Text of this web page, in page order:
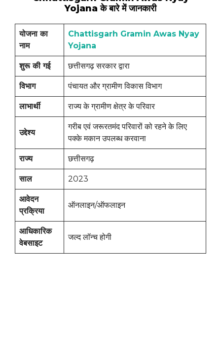
Yojana के बारे में जानकारी
योजना का
नाम
Chattisgarh Gramin Awas Nyay
Yojana
शुरू की गई छत्तीसगढ़ सरकार द्वारा
विभाग पंचायत और ग्रामीण विकास विभाग
लाभार्थी राज्य के ग्रामीण क्षेत्र के परिवार
उद्देश्य
गरीब एवं जरूरतमंद परिवारों को रहने के लिए
पक्के मकान उपलब्ध करवाना
राज्य छत्तीसगढ़
साल 2023
आवेदन
प्रक्रिया
ऑनलाइन/ऑफलाइन
आधिकारिक
वेबसाइट
जल्द लॉन्च होगी